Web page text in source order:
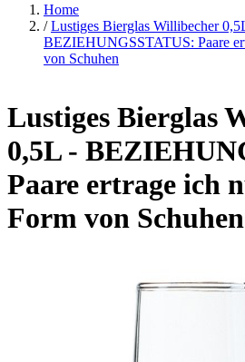
Home
/ Lustiges Bierglas Willibecher
BEZIEHUNGSSTATUS: Paare
von Schuhen
Lustiges Bierglas
0,5L -
Paare ertrage ich
Form von Schuhen